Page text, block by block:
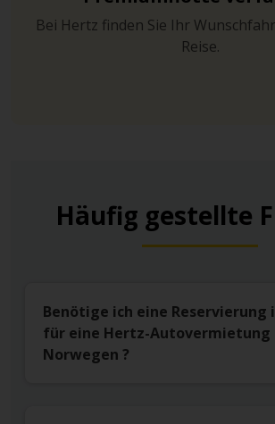
Bei Hertz finden Sie Ihr
Reise.
Häufig gestellte
Benötige ich eine Reservierung
für eine Hertz-Autovermietung
Norwegen ?